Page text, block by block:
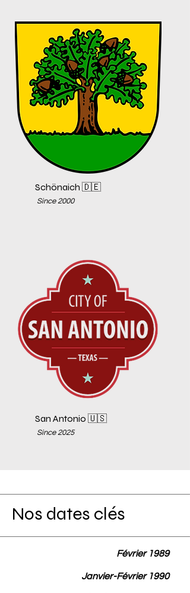
Schönaich 🇩🇪
Since 2000
San Antonio 🇺🇸
Since 2025
Nos dates clés
Février 1989
Janvier-Février 1990